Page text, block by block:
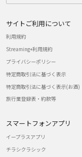
サイトご利用について
利用規約
Streaming+利用規約
プライバシーポリシー
特定商取引法に基づく表示
特定商取引法に基づく表示(お酒)
旅行業登録表・約款等
スマートフォンアプリ
イープラスアプリ
チラシクラシック